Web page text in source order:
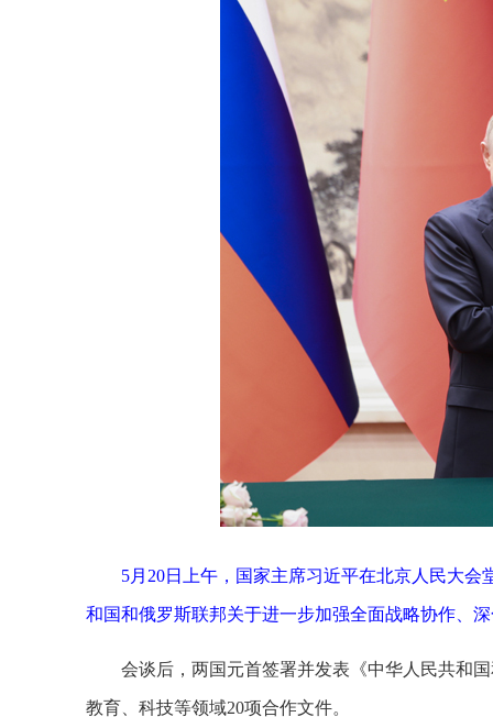
5月20日上午，国家主席习近平在北京人民大
和国和俄罗斯联邦关于进一步加强全面战略协作、
会谈后，两国元首签署并发表《中华人民共和
教育、科技等领域20项合作文件。